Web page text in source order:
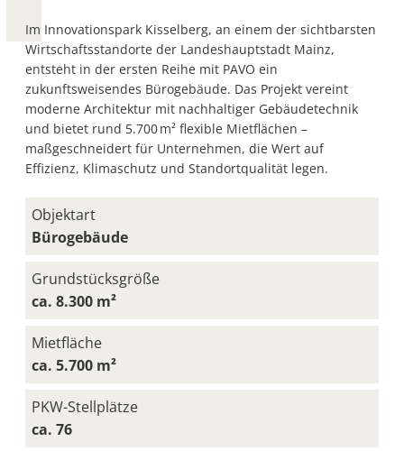
Im Innovationspark Kisselberg, an einem der sichtbarsten
Wirtschaftsstandorte der Landeshauptstadt Mainz,
entsteht in der ersten Reihe mit PAVO ein
zukunftsweisendes Bürogebäude. Das Projekt vereint
moderne Architektur mit nachhaltiger Gebäudetechnik
und bietet rund 5.700 m² flexible Mietflächen –
maßgeschneidert für Unternehmen, die Wert auf
Effizienz, Klimaschutz und Standortqualität legen.
Objektart
Bürogebäude
Grundstücksgröße
ca. 8.300 m²
Mietfläche
ca. 5.700 m²
PKW-Stellplätze
ca. 76